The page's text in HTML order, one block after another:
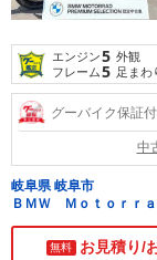
エンジン5 外観
フレーム5 足まわ
グーバイク保証
中
岐阜県 岐阜市
ＢＭＷ Ｍｏｔｏｒｒ
無料 お見積り/